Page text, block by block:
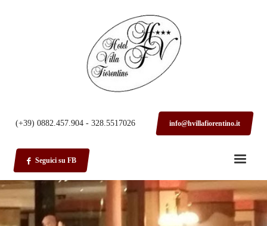
(+39) 0882.457.904 - 328.5517026 info@hvillafiorentino.it
Seguici su FB